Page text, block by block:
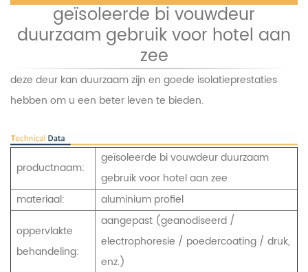
geïsoleerde bi vouwdeur
duurzaam gebruik voor hotel aan
zee
deze deur kan duurzaam zijn en goede isolatieprestaties
hebben om u een beter leven te bieden.
productnaam:
geïsoleerde bi vouwdeur duurzaam
gebruik voor hotel aan zee
materiaal:
aluminium profiel
oppervlakte
behandeling:
aangepast (geanodiseerd /
electrophoresie / poedercoating / druk,
enz.)